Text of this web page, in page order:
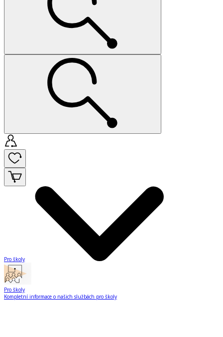
Pro školy
Pro školy
Kompletní informace o našich službách pro školy